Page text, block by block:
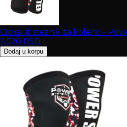
CrossFit steznik za koleno -
2.520 RSD
Dodaj u korpu